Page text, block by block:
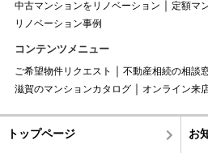
中古マンションをリノベーション
定額マ
リノベーション事例
コンテンツメニュー
ご希望物件リクエスト
不動産相続の相談
滋賀のマンションカタログ
オンライン来
トップページ お